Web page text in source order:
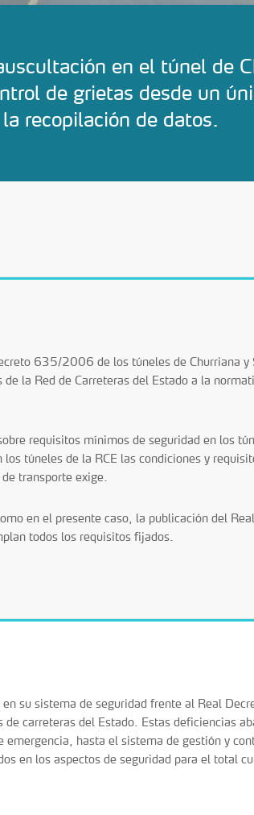
en el túnel de
de grietas desde un
recopilación de datos.
635/2006 de los túneles de Churriana y
la Red de Carreteras del Estado a la
requisitos mínimos de seguridad en los
túneles de la RCE las condiciones y
transporte exige.
en el presente caso, la publicación del
todos los requisitos fijados.
su sistema de seguridad frente al Real
carreteras del Estado. Estas deficiencias
hasta el sistema de gestión y
en los aspectos de seguridad para el total